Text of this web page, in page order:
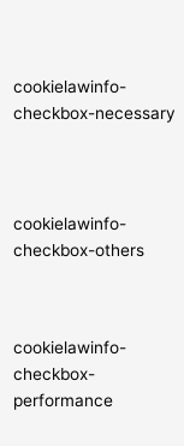
cookielawinfo-
checkbox-necessary
cookielawinfo-
checkbox-others
cookielawinfo-
checkbox-
performance